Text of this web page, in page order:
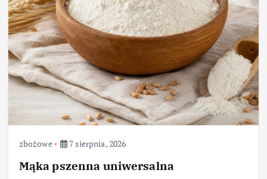
zbożowe 7 sierpnia, 2026
Mąka pszenna uniwersalna